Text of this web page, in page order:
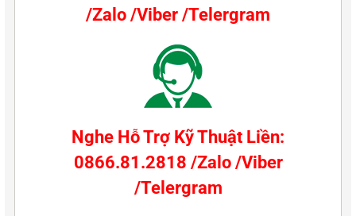
/Zalo /Viber /Telergram
Nghe Hỗ Trợ Kỹ Thuật Liền:
0866.81.2818 /Zalo /Viber
/Telergram